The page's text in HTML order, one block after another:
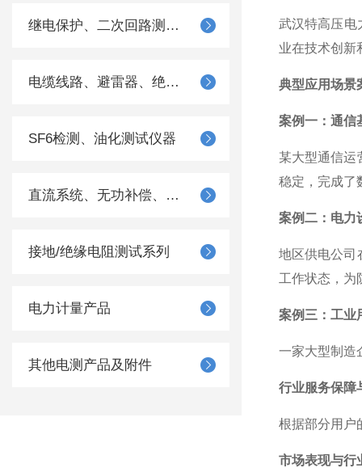
继电保护、二次回路测试仪器
电缆线路、避雷器、绝缘子测试仪器
SF6检测、油化测试仪器
直流系统、无功补偿、电池电机检测仪器
接地/绝缘电阻测试系列
电力计量产品
其他电测产品及附件
武汉特高压电
业在技术创新
典型应用场景
案例一：通信
某大型通信运
稳定，完成了
案例二：电力
地区供电公司
工作状态，为
案例三：工业
一家大型制造
行业服务保障
根据部分用户
市场表现与行